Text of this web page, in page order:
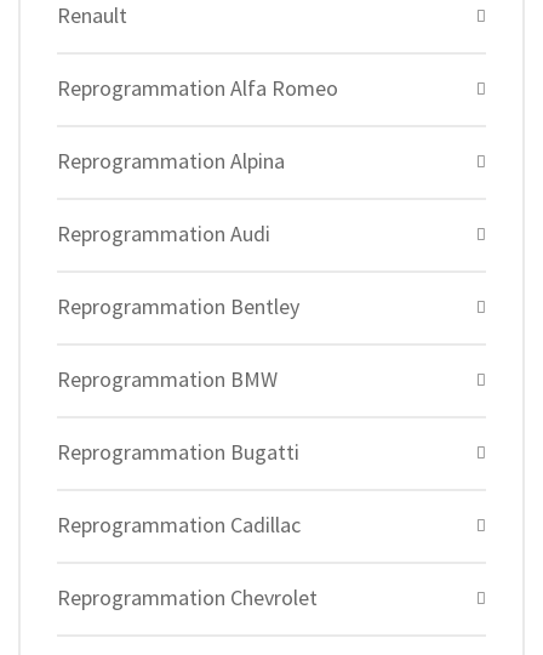
Renault
Reprogrammation Alfa Romeo
Reprogrammation Alpina
Reprogrammation Audi
Reprogrammation Bentley
Reprogrammation BMW
Reprogrammation Bugatti
Reprogrammation Cadillac
Reprogrammation Chevrolet